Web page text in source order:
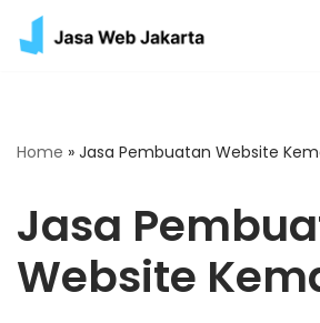
Skip
Home » Jasa Pembuatan Website
Jasa
Website